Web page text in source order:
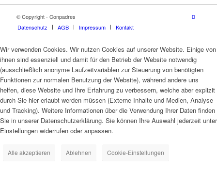
© Copyright - Conpadres
Datenschutz
AGB Impressum Kontakt
Wir verwenden Cookies. Wir nutzen Cookies auf unserer Website. Einige von
ihnen sind essenziell und damit für den Betrieb der Website notwendig
(ausschließlich anonyme Laufzeitvariablen zur Steuerung von benötigten
Funktionen zur normalen Benutzung der Website), während andere uns
helfen, diese Website und Ihre Erfahrung zu verbessern, welche aber explizit
durch Sie hier erlaubt werden müssen (Externe Inhalte und Medien, Analyse
und Tracking). Weitere Informationen über die Verwendung Ihrer Daten finden
Sie in unserer Datenschutzerklärung. Sie können Ihre Auswahl jederzeit unter
Einstellungen widerrufen oder anpassen.
Alle akzeptieren Ablehnen Cookie-Einstellungen